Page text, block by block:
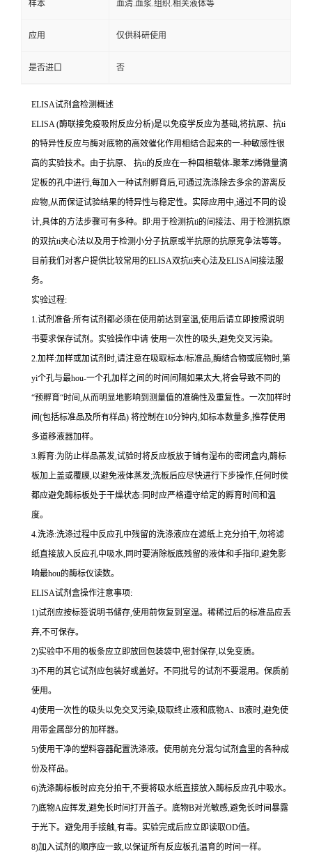
样本 血清.血浆.组织.相关液体等
应用 仅供科研使用
是否进口 否
ELISA试剂盒检测概述
ELISA (酶联接免疫吸附反应分析)是以免疫学反应为基础,将抗原、 抗ti
的特异性反应与酶对底物的高效催化作用相结合起来的一-种敏感性很
高的实验技术。由于抗原、 抗ti的反应在一种固相载体-聚苯Z烯微量滴
定板的孔中进行,每加入一种试剂孵育后,可通过洗涤除去多余的游离反
应物,从而保证试验结果的特异性与稳定性。实际应用中,通过不同的设
计,具体的方法步骤可有多种。即:用于检测抗ti的间接法、用于检测抗原
的双抗ti夹心法以及用于检测小分子抗原或半抗原的抗原竞争法等等。
目前我们对客户提供比较常用的ELISA双抗ti夹心法及ELISA间接法服
务。
实验过程:
1.试剂准备:所有试剂都必须在使用前达到室温,使用后请立即按照说明
书要求保存试剂。实验操作中请 使用一次性的吸头,避免交叉污染。
2.加样:加样或加试剂时,请注意在吸取标本/标准品,酶结合物或底物时,第
yi个孔与最hou-一个孔加样之间的时间间隔如果太大,将会导致不同的
“预孵育“时间 ,从而明显地影响到测量值的准确性及重复性。 一次加样时
间 (包括标准品及所有样品) 将控制在10分钟内,如标本数量多,推荐使用
多道移液器加样。
3.孵育:为防止样品蒸发,试验时将反应板放于铺有湿布的密闭盒内,酶标
板加上盖或覆膜,以避免液体蒸发;洗板后应尽快进行下步操作,任何时侯
都应避免酶标板处于干燥状态: 同时应严格遵守给定的孵育时间和温
度。
4.洗涤:洗涤过程中反应孔中残留的洗涤液应在滤纸上充分拍干,勿将滤
纸直接放入反应孔中吸水,同时要消除板底残留的液体和手指印,避免影
响最hou的酶标仪读数。
ELISA试剂盒操作注意事项:
1)试剂应按标签说明书储存,使用前恢复到室温。稀稀过后的标准品应丢
弃,不可保存。
2)实验中不用的板条应立即放回包装袋中,密封保存,以免变质。
3)不用的其它试剂应包装好或盖好。不同批号的试剂不要混用。保质前
使用。
4)使用一次性的吸头以免交叉污染,吸取终止液和底物A、 B液时,避免使
用带金属部分的加样器。
5)使用干净的塑料容器配置洗涤液。使用前充分混匀试剂盒里的各种成
份及样品。
6)洗涤酶标板时应充分拍干,不要将吸水纸直接放入酶标反应孔中吸水。
7)底物A应挥发,避免长时间打开盖子。底物B对光敏感,避免长时间暴露
于光下。避免用手接触,有毒。实验完成后应立即读取OD值。
8)加入试剂的顺序应一致,以保证所有反应板孔温育的时间一样。